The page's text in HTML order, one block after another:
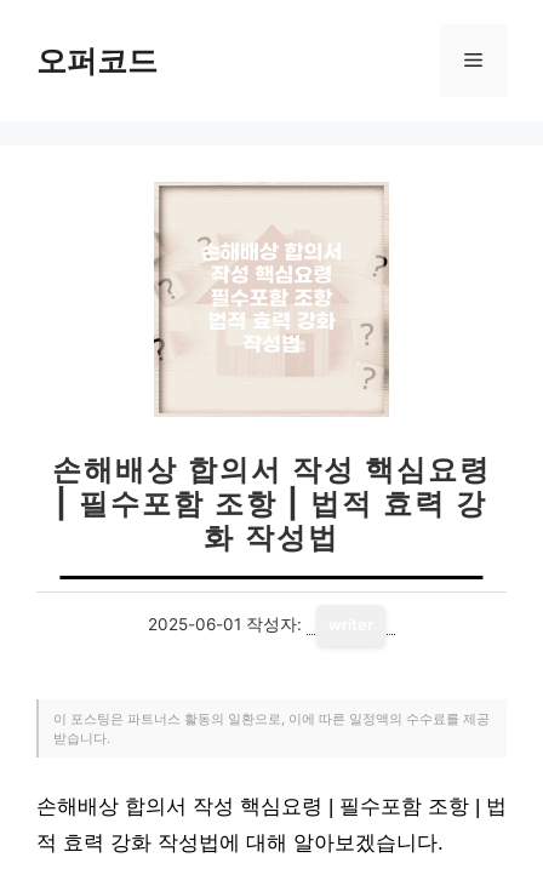
오퍼코드 메
손해배상 합의서 작성 핵심요령
| 필수포함 조항 | 법적 효력 강
화 작성법
2025-06-01 작성자:
이 포스팅은 파트너스 활동의 일환으로, 이에 따른 일정액의 수수료를 제공
받습니다.
손해배상 합의서 작성 핵심요령 | 필수포함 조항 | 법
적 효력 강화 작성법에 대해 알아보겠습니다.